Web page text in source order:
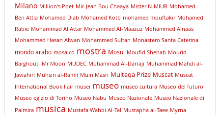
Milano Million's Poet Mir-Jean Bou Chaaya Mister N MIUR Mohamed
Ben Attia Mohamed Diab Mohamed Kotb mohamed mouftakir Mohamed
Rabie Mohammad Al Attar Mohammed Al-Maazuz Mohammed Alnaas
Mohammed Hasan Alwan Mohammed Sultan Monastero Santa Caterina
mondo arabo mosaico mostra Mosul Moufid Shehab Mourid
Barghouti Mr Moon MUDEC Muhammad Al-Darraji Muhammad Mahdi al-
Jawahiri Muhsin al-Ramli Muin Masri Multaqa Prize Muscat Muscat
International Book Fair musei museo museo cultura Museo del futuro
Museo egizio di Torino Museo Nabu Museo Nazionale Museo Nazionale di
Palmira musica Mustafa Wahbi Al-Tal Mustapha al-Taee Myrna